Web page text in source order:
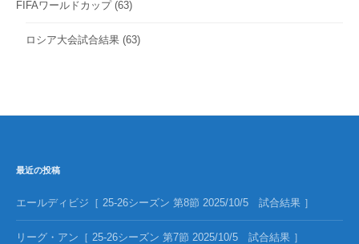
FIFAワールドカップ(63)
ロシア大会試合結果 (63)
最近の投稿
エールディビジ［ 25-26シーズン 第8節 2025/10/5 試合結果 ］
リーグ・アン［ 25-26シーズン 第7節 2025/10/5 試合結果 ］